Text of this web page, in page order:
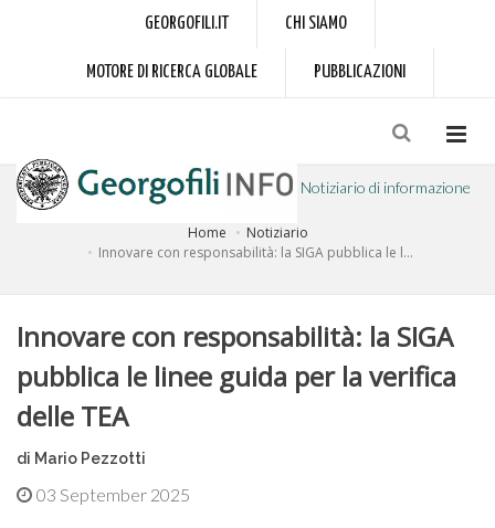
GEORGOFILI.IT CHI SIAMO
MOTORE DI RICERCA GLOBALE PUBBLICAZIONI
Notiziario di informazione
a cura dell'Accademia dei Georgofili
Home
Notiziario
Innovare con responsabilità: la SIGA pubblica le l...
Innovare con responsabilità: la SIGA
pubblica le linee guida per la verifica
delle TEA
di Mario Pezzotti
03 September 2025